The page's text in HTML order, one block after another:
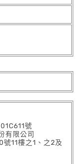
號
有限公司
11樓之1、之2及